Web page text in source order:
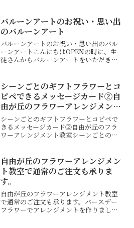
には、切り花、鉢物、花木類、球根類、
花壇用苗も...
バルーンアートのお祝い・思い出
のバルーンアート
バルーンアートのお祝い・思い出のバル
ーンアートこんにちはOPENの時に、生
徒さんからバルーンアートをいただきま
た。大きな箱を開ける時、勝手に開けた
らふわーー〜っと浮かぶん...
シーンごとのギフトフラワーとコ
ピペできるメッセージカード②自
由が丘のフラワーアレンジメント
教室
シーンごとのギフトフラワーとコピペで
きるメッセージカード②自由が丘のフラ
ワーアレンジメント教室シーンごとのギ
に贈る花大切な人が病気やケガで苦しん
でいるとき、花を贈ること...
自由が丘のフラワーアレンジメン
ト教室で通常のご注文も承りま
す。
自由が丘のフラワーアレンジメント教室
で通常のご注文も承ります。バースデー
フラワーでアレンジメントを作りまし